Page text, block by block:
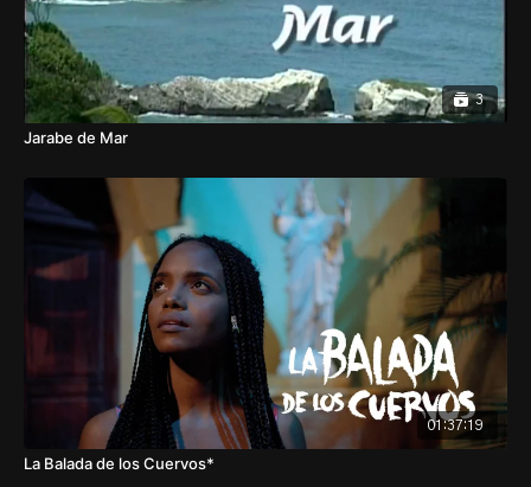
3
Jarabe de Mar
01:37:19
La Balada de los Cuervos*